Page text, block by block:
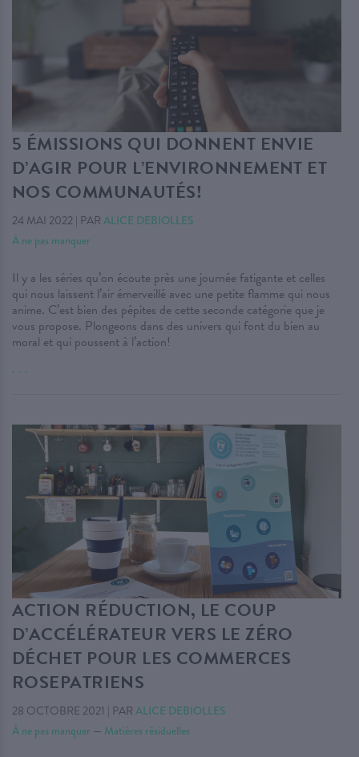
5 ÉMISSIONS QUI DONNENT ENVIE
D’AGIR POUR L’ENVIRONNEMENT ET
NOS COMMUNAUTÉS!
24 MAI 2022 | PAR ALICE DEBIOLLES
À ne pas manquer
Il y a les séries qu’on écoute près une journée fatigante et celles
qui nous laissent l’air émerveillé avec une petite flamme qui nous
anime. C’est bien des pépites de cette seconde catégorie que je
vous propose. Plongeons dans des univers qui font du bien au
moral et qui poussent à l’action!
. . .
ACTION RÉDUCTION, LE COUP
D’ACCÉLÉRATEUR VERS LE ZÉRO
DÉCHET POUR LES COMMERCES
ROSEPATRIENS
28 OCTOBRE 2021 | PAR ALICE DEBIOLLES
À ne pas manquer — Matières résiduelles